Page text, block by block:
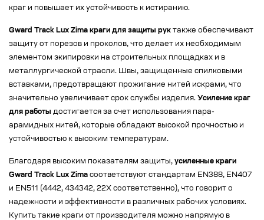
краг и повышает их устойчивость к истиранию.
Gward Track Lux Zima краги для защиты рук также обеспечивают
защиту от порезов и проколов, что делает их необходимым
элементом экипировки на строительных площадках и в
металлургической отрасли. Швы, защищенные спилковыми
вставками, предотвращают прожигание нитей искрами, что
значительно увеличивает срок службы изделия. Усиление краг
для работы достигается за счет использования пара-
арамидных нитей, которые обладают высокой прочностью и
устойчивостью к высоким температурам.
Благодаря высоким показателям защиты, усиленные краги
Gward Track Lux Zima соответствуют стандартам EN388, EN407
и EN511 (4442, 434342, 22X соответственно), что говорит о
надежности и эффективности в различных рабочих условиях.
Купить такие краги от производителя можно напрямую в